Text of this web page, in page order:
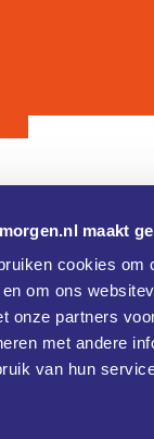
maakt
cookies om
en om ons
onze partners
met andere
van hun
Over
Cookie
Privacy